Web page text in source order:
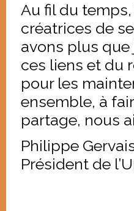
Au fil du
créatrices de
avons plus
ces liens et du
pour les
ensemble, à
partage, nous
Philippe
Président de